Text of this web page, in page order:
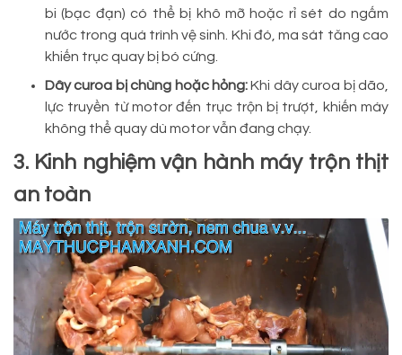
bi (bạc đạn) có thể bị khô mỡ hoặc rỉ sét do ngấm
nước trong quá trình vệ sinh. Khi đó, ma sát tăng cao
khiến trục quay bị bó cứng.
Dây curoa bị chùng hoặc hỏng:Khi dây curoa bị dão,
lực truyền từ motor đến trục trộn bị trượt, khiến máy
không thể quay dù motor vẫn đang chạy.
3. Kinh nghiệm vận hành máy trộn thịt
an toàn